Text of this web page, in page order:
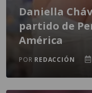
Daniella
partido de
América
POR REDACCIÓN